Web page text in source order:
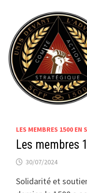
LES MEMBRES 1500 EN
Les membres
30/07/2024
Solidarité et